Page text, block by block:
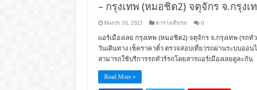
– กรุงเทพ (หมอชิต2) จตุจักร จ.กรุงเ
March 30, 2023 ตารางเดินรถ 0
แอร์เมืองเลย กรุงเทพ (หมอชิต2) จตุจักร จ.กรุงเทพ (รถ
วันเดินทาง เช็คราคาตั๋ว ตรวจสอบเที่ยวรถผ่านระบบออ
สามารถใช้บริการรถทัวร์รถโดยสารแอร์เมืองเลยดูละกัน
Read More »